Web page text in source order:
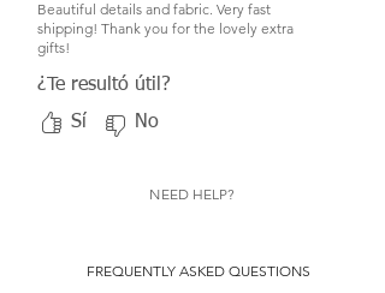
Beautiful details and fabric. Very fast
shipping! Thank you for the lovely extra
gifts!
¿Te resultó útil?
Sí
No
NEED HELP?
FREQUENTLY ASKED QUESTIONS